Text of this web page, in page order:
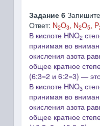
Задание 6
Ответ: N2O3, N2O5, P
В кислоте HNO2
принимая во
окисления азота
общее кратное
(6:3=2 и 6:2=3) ―
В кислоте HNO3
принимая во
окисления азота
общее кратное